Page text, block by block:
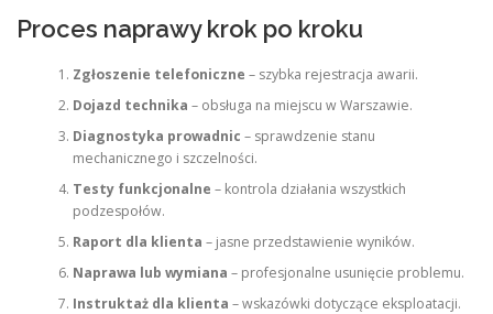
Proces naprawy krok po kroku
Zgłoszenie telefoniczne – szybka rejestracja awarii.
Dojazd technika – obsługa na miejscu w Warszawie.
Diagnostyka prowadnic – sprawdzenie stanu
mechanicznego i szczelności.
Testy funkcjonalne – kontrola działania wszystkich
podzespołów.
Raport dla klienta – jasne przedstawienie wyników.
Naprawa lub wymiana – profesjonalne usunięcie problemu.
Instruktaż dla klienta – wskazówki dotyczące eksploatacji.